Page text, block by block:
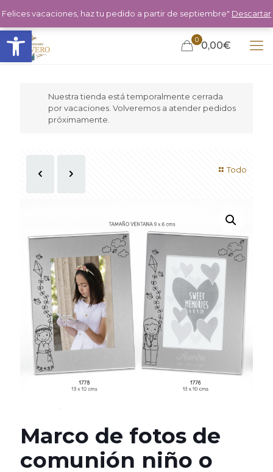
Abrir barra de herramientas 0 0,00€
Nuestra tienda está temporalmente cerrada
por vacaciones. Volveremos a atender pedidos
próximamente.
Todo
Marco de fotos de
comunión niño o
Felices vacaciones, haz tu pedido a partir de septiembre" Descartar